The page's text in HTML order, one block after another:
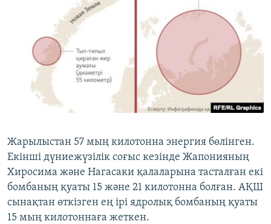
Жарылыстан 57 мың килотонна энергия бөлінген.
Екінші дүниежүзілік соғыс кезінде Жапонияның
Хиросима және Нагасаки қалаларына тасталған екі
бомбаның қуаты 15 және 21 килотонна болған. АҚШ
сынақтан өткізген ең ірі ядролық бомбаның қуаты
15 мың килотоннаға жеткен.